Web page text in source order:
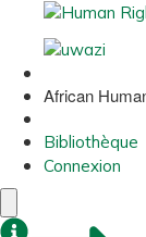
African
Bibliothèque
Connexion